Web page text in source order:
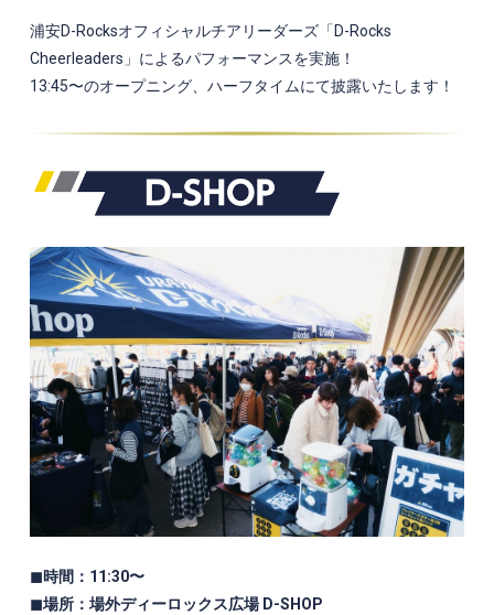
浦安D-Rocksオフィシャルチアリーダーズ「 D-Rocks
Cheerleaders」によるパフォーマンスを実施！
13:45〜のオープニング、ハーフタイムにて披露いたします！
◼時間：11:30〜
◼場所：場外ディーロックス広場 D-SHOP